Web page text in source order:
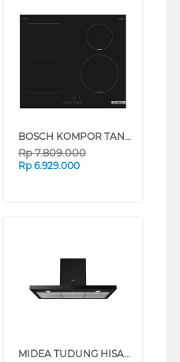
BOSCH KOMPOR TANAM INDUKSI BUILT IN HOB INDUCTION PWP611BB5E
Rp7.809.000
Rp 6.929.000
MIDEA TUDUNG HISAP ASAP CHIMNEY WALL HOOD MH90M21ET22BD-ID